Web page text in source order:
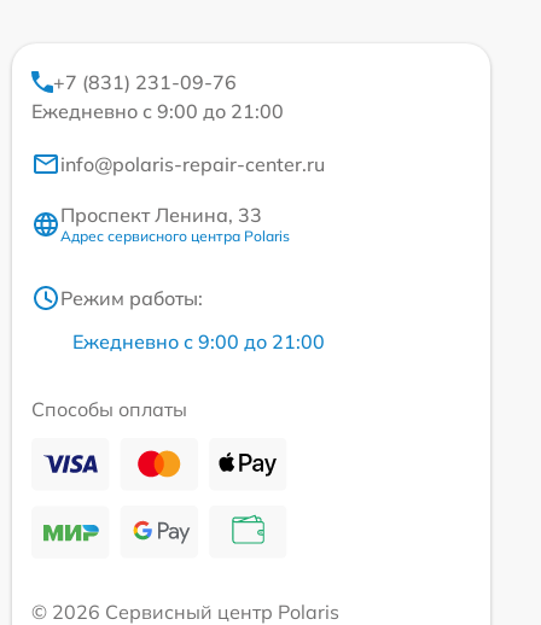
+7 (831) 231-09-76
Ежедневно с 9:00 до 21:00
info@polaris-repair-center.ru
Проспект Ленина, 33
Адрес сервисного центра Polaris
Режим работы:
Ежедневно с 9:00 до 21:00
Способы оплаты
© 2026 Сервисный центр Polaris